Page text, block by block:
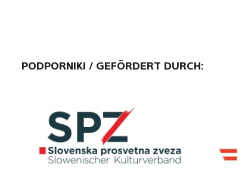
PODPORNIKI / GEFÖRDERT DURCH: